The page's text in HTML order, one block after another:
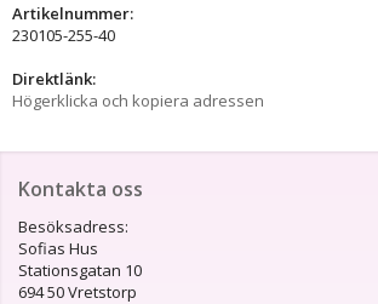
Artikelnummer:
230105-255-40
Direktlänk:
Högerklicka och kopiera adressen
Kontakta oss
Besöksadress:
Sofias Hus
Stationsgatan 10
694 50 Vretstorp